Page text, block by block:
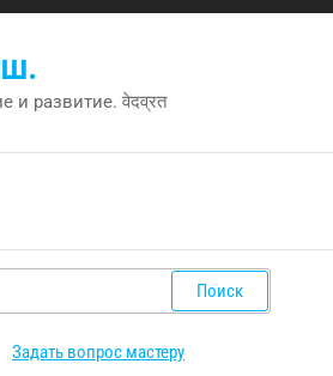
и развитие. वेदव्रत
Задать вопрос мастеру